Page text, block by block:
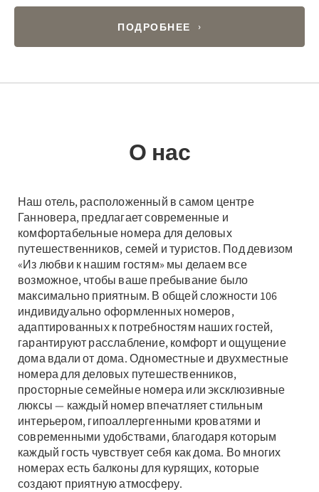
ПОДРОБНЕЕ
О нас
Наш отель, расположенный в самом центре
Ганновера, предлагает современные и
комфортабельные номера для деловых
путешественников, семей и туристов. Под девизом
«Из любви к нашим гостям» мы делаем все
возможное, чтобы ваше пребывание было
максимально приятным. В общей сложности 106
индивидуально оформленных номеров,
адаптированных к потребностям наших гостей,
гарантируют расслабление, комфорт и ощущение
дома вдали от дома. Одноместные и двухместные
номера для деловых путешественников,
просторные семейные номера или эксклюзивные
люксы — каждый номер впечатляет стильным
интерьером, гипоаллергенными кроватями и
современными удобствами, благодаря которым
каждый гость чувствует себя как дома. Во многих
номерах есть балконы для курящих, которые
создают приятную атмосферу.